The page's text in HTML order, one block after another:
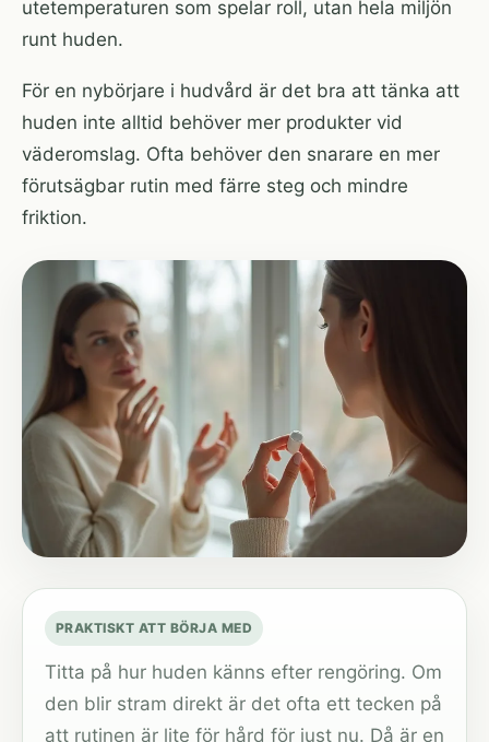
utetemperaturen som spelar roll, utan hela miljön
runt huden.
För en nybörjare i hudvård är det bra att tänka att
huden inte alltid behöver mer produkter vid
väderomslag. Ofta behöver den snarare en mer
förutsägbar rutin med färre steg och mindre
friktion.
PRAKTISKT ATT BÖRJA MED
Titta på hur huden känns efter rengöring. Om
den blir stram direkt är det ofta ett tecken på
att rutinen är lite för hård för just nu. Då är en